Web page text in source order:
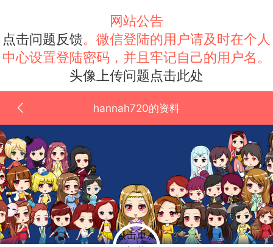
网站公告
点击问题反馈。微信登陆的用户请及时在个人
中心设置登陆密码，并且牢记自己的用户名。
头像上传问题点击此处
hannah720的资料
点击重新